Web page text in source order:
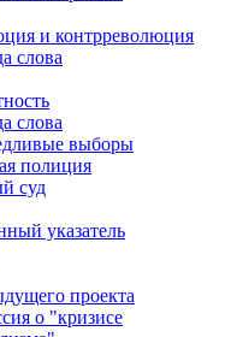
и контрреволюция
слова
слова
выборы
полиция
суд
указатель
проекта
о "кризисе